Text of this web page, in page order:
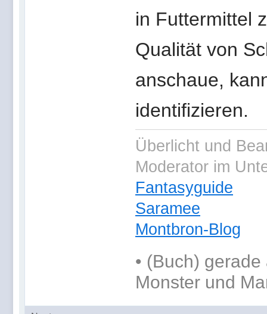
in Futtermittel
Qualität von
anschaue,
identifizieren.
Überlicht und
Moderator im
Fantasyguide
Saramee
Montbron-Blog
• (Buch) gerade
Monster und